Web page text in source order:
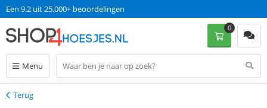
Een 9.2 uit 25.000+ beoordelingen
Menu
0
Terug
Terug